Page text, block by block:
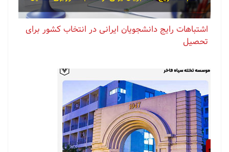
اشتباهات رایج دانشجویان ایرانی در انتخاب کشور برای
تحصیل